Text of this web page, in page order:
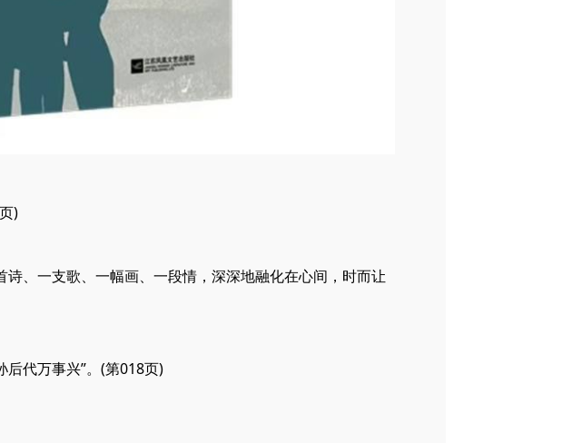
)
、一支歌、一幅画、一段情，深深地融化在心间，时而让
代万事兴”。(第018页)